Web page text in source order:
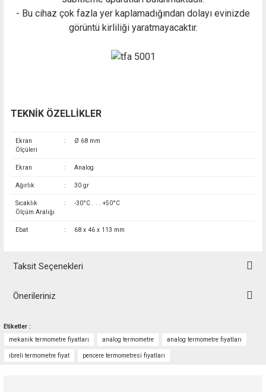
- Bu cihaz çok fazla yer kaplamadığından dolayı evinizde
görüntü kirliliği yaratmayacaktır.
TEKNİK ÖZELLİKLER
Ekran
Ölçüleri
: Ø 68 mm
Ekran : Analog
Ağırlık : 30 gr
Sıcaklık
Ölçüm Aralığı
: -30°C . . . +50°C
Ebat : 68 x 46 x 113 mm
Taksit Seçenekleri
Önerileriniz
yetersiz gördüğünüz noktaları öneri formunu kullanarak tarafımıza
iletebilirsiniz.
Görüş ve önerileriniz için teşekkür ederiz.
Etiketler :
mekanik termometre fiyatları
analog termometre analog termometre fiyatları
ibreli termometre fiyat pencere termometresi fiyatları